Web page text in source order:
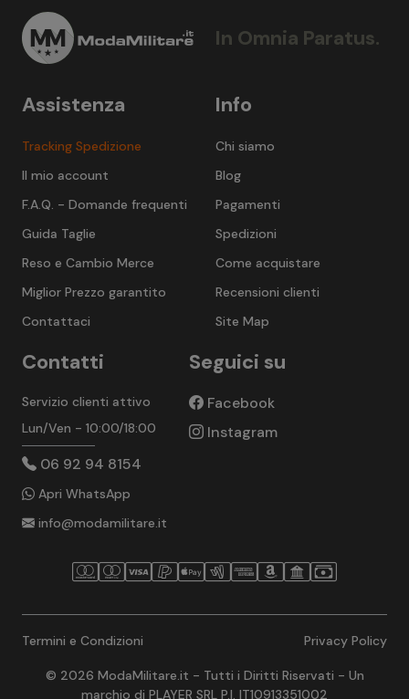
In Omnia Paratus.
Info
Chi siamo
Blog
Pagamenti
Spedizioni
Come acquistare
Recensioni clienti
Site Map
Assistenza
Tracking Spedizione
Il mio account
F.A.Q. - Domande frequenti
Guida Taglie
Reso e Cambio Merce
Miglior Prezzo garantito
Contattaci
Contatti
Servizio clienti attivo
Lun/Ven - 10:00/18:00
06 92 94 8154
Apri WhatsApp
info@modamilitare.it
Seguici su
Facebook
Instagram
Termini e Condizioni Privacy Policy
© 2026 ModaMilitare.it - Tutti i Diritti Riservati - Un
marchio di PLAYER SRL P.I. IT10913351002